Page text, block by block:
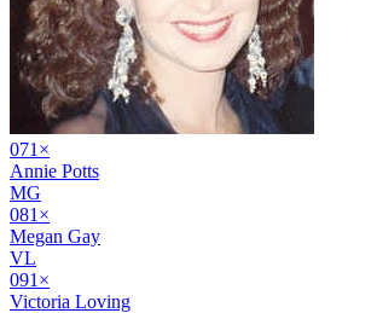
071 ×
Annie Potts
MG
081 ×
Megan Gay
VL
091 ×
Victoria Loving